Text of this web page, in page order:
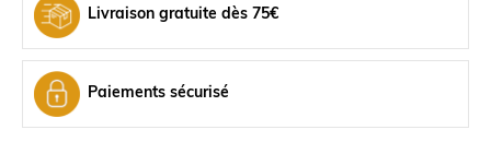
Livraison gratuite dès 75€
Paiements sécurisé